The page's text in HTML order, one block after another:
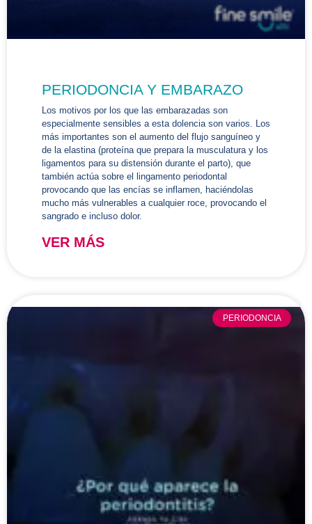
PERIODONCIA Y EMBARAZO
Los motivos por los que las embarazadas son
especialmente sensibles a esta dolencia son varios. Los
más importantes son el aumento del flujo sanguíneo y
de la elastina (proteína que prepara la musculatura y los
ligamentos para su distensión durante el parto), que
también actúa sobre el lingamento periodontal
provocando que las encías se inflamen, haciéndolas
mucho más vulnerables a cualquier roce, provocando el
sangrado e incluso dolor.
VER MÁS
PERIODONCIA